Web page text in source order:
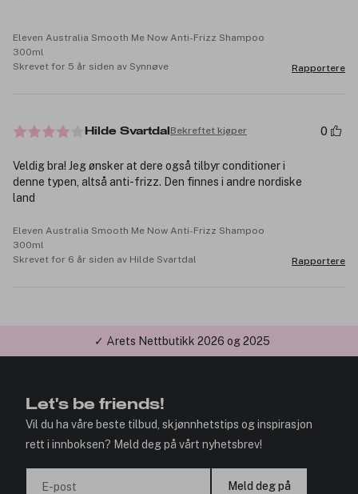
Eleven Australia Smooth Me Now Anti-Frizz Shampoo
300ml
Skrevet for 5 år siden av Synnøve
Rapportere
Hilde Svartdal Bekreftet kjøper 0
Veldig bra! Jeg ønsker at dere også tilbyr conditioner i
denne typen, altså anti-frizz. Den finnes i andre nordiske
land
Eleven Australia Smooth Me Now Anti-Frizz Shampoo
300ml
Skrevet for 6 år siden av Hilde Svartdal
Rapportere
✓ Årets Nettbutikk 2026 og 2025
Let's be friends!
Vil du ha våre beste tilbud, skjønnhetstips og inspirasjon
rett i innboksen? Meld deg på vårt nyhetsbrev!
E-post Meld deg på